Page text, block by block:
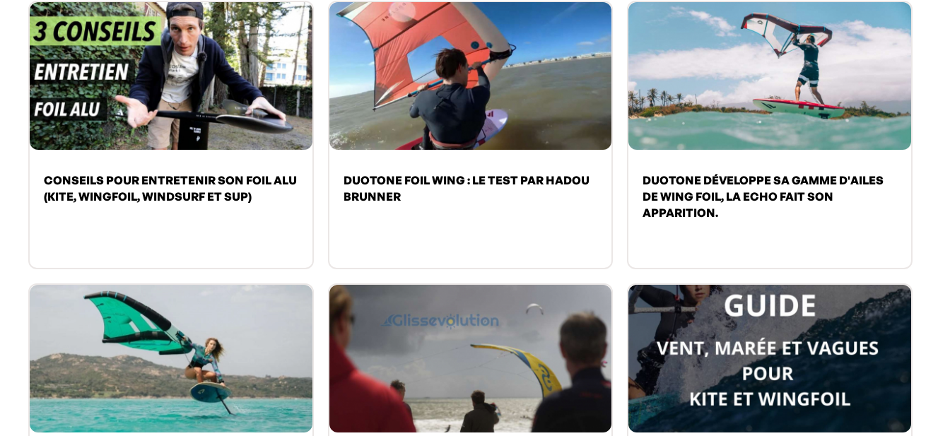
CONSEILS POUR ENTRETENIR SON FOIL ALU
(KITE, WINGFOIL, WINDSURF ET SUP)
DUOTONE FOIL WING : LE TEST PAR HADOU
BRUNNER
DUOTONE DÉVELOPPE SA GAMME D'AILES
DE WING FOIL, LA ECHO FAIT SON
APPARITION.